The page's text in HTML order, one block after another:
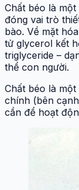
Chất béo là
đóng vai trò
bào. Về mặt
tử glycerol kết
triglyceride –
thể con người.
Chất béo là
chính (bên
cần để hoạt